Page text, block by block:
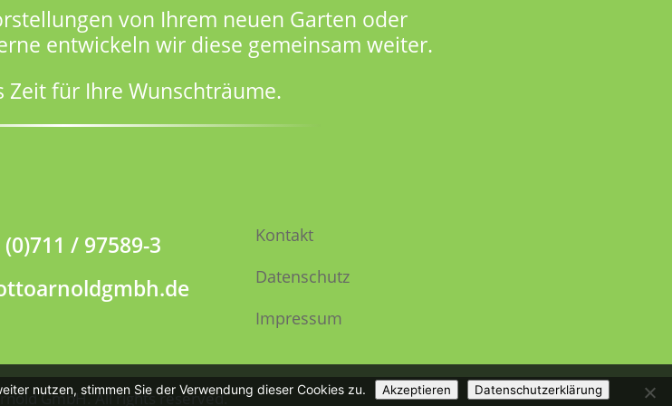
von Ihrem neuen Garten oder
entwickeln wir diese gemeinsam weiter.
Zeit für Ihre Wunschträume.
(0)711 / 97589-3
Kontakt
Datenschutz
Impressum
GmbH. All rights reserved.
nutzen, stimmen Sie der Verwendung dieser Cookies zu. Akzeptieren Datenschutzerklärung